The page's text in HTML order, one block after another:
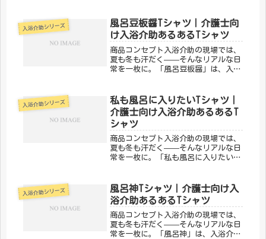
ってくれる。「メディカルきのこセン
ター」が手がけるこのデザインは、医
療...
入浴介助シリーズ
風呂豆板醤Tシャツ｜介護士向
け入浴介助あるあるTシャツ
商品コンセプト入浴介助の現場では、
夏も冬も汗だく——そんなリアルな日
常を一枚に。「風呂豆板醤」は、入浴
対わかってくれる。「メディカルきの
こセンター」が手がけるこのデザイン
は...
入浴介助シリーズ
私も風呂に入りたいTシャツ｜
介護士向け入浴介助あるあるT
シャツ
商品コンセプト入浴介助の現場では、
夏も冬も汗だく——そんなリアルな日
常を一枚に。「私も風呂に入りたい」
なら、絶対わかってくれる。「メディ
カルきのこセンター」が手がけるこの
デ...
入浴介助シリーズ
風呂神Tシャツ｜介護士向け入
浴介助あるあるTシャツ
商品コンセプト入浴介助の現場では、
夏も冬も汗だく——そんなリアルな日
常を一枚に。「風呂神」は、入浴介助